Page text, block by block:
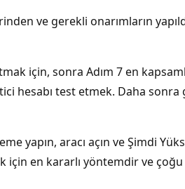
ve gerekli onarımların
için, sonra Adım 7 en
hesabı test etmek. Daha
yapın, aracı açın ve Şimdi
en kararlı yöntemdir ve